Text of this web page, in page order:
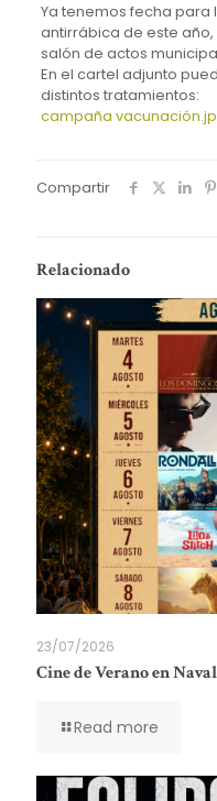
Ya tenemos fecha
antirrábica de este año,
salón de actos municipal
En el cartel adjunto
distintos tratamientos:
campaña
Compartir
Relacionado
23/07/2026
Cine de Verano en
Read more